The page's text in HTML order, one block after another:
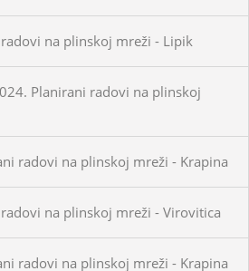
na plinskoj mreži - Lipik
Planirani radovi na plinskoj
radovi na plinskoj mreži - Krapina
na plinskoj mreži - Virovitica
radovi na plinskoj mreži - Krapina